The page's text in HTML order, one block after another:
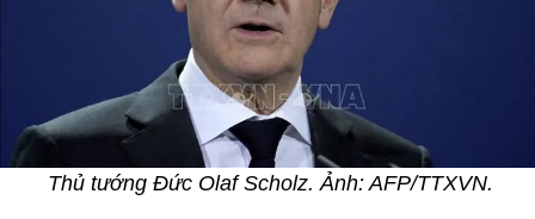
Thủ tướng Đức Olaf Scholz. Ảnh: AFP/TTXVN.